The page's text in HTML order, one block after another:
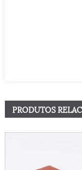
PRODUTOS